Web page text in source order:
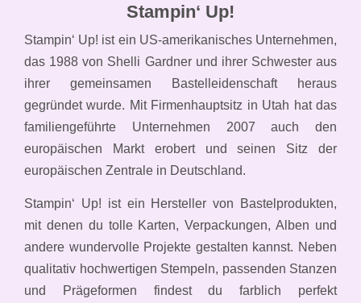
Stampin‘ Up!
Stampin‘ Up! ist ein US-amerikanisches Unternehmen,
das 1988 von Shelli Gardner und ihrer Schwester aus
ihrer gemeinsamen Bastelleidenschaft heraus
gegründet wurde. Mit Firmenhauptsitz in Utah hat das
familiengeführte Unternehmen 2007 auch den
europäischen Markt erobert und seinen Sitz der
europäischen Zentrale in Deutschland.
Stampin‘ Up! ist ein Hersteller von Bastelprodukten,
mit denen du tolle Karten, Verpackungen, Alben und
andere wundervolle Projekte gestalten kannst. Neben
qualitativ hochwertigen Stempeln, passenden Stanzen
und Prägeformen findest du farblich perfekt